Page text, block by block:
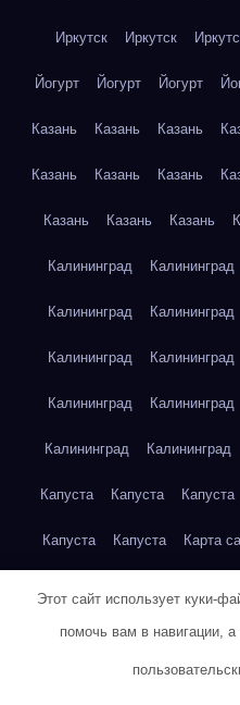
Иркутск Иркутск
Йогурт Йогурт Йогурт
Казань Казань Казань
Казань Казань Казань
Казань Казань Казань
Калининград Калининград
Калининград Калининград
Калининград Калининград
Калининград Калининград
Калининград Калининград
Капуста Капуста Капуста
Капуста Капуста Карта
Картофель Картофель
Кейптаун
Этот сайт использует куки-
помочь вам в навигации,